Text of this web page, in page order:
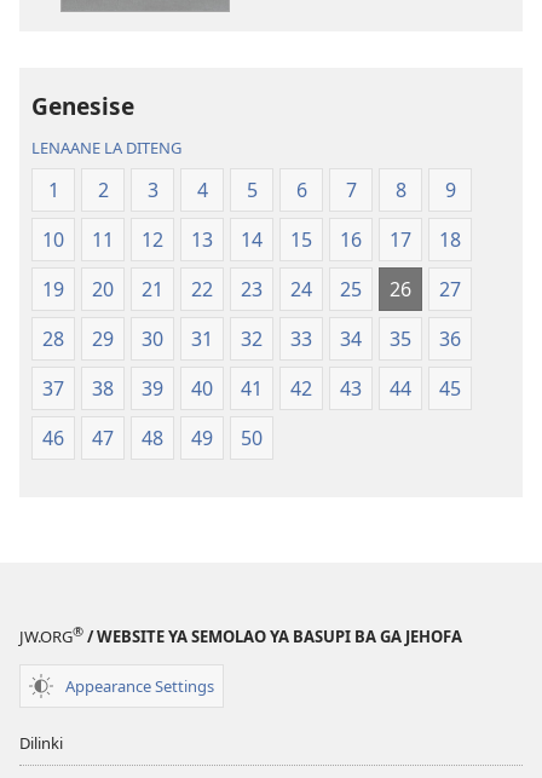
Lefatshe
le
Lesha
(E
Tlhabolotswe
2021)
Lefatshe
Lesha
(E
Tlhabolotswe
ka
2021)
Genesise
LENAANE LA DITENG
1 2 3 4 5 6 7 8
9
10
11 12 13 14 15 16 17
18
19
20 21 22 23 24 25 26
27
28
29 30 31 32 33 34 35
36
37
38 39 40 41 42 43 44
45
46
47 48 49 50
JW.ORG® / WEBSITE YA SEMOLAO YA BASUPI BA GA JEHOFA
Appearance Settings
Dilinki